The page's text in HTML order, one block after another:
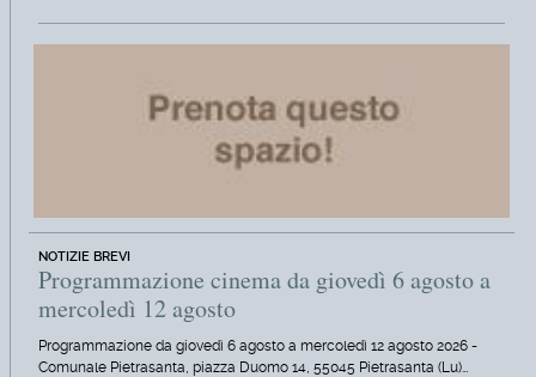
NOTIZIE BREVI
Programmazione cinema da giovedì 6 agosto a
mercoledì 12 agosto
Programmazione da giovedì 6 agosto a mercoledì 12 agosto 2026 -
Comunale Pietrasanta, piazza Duomo 14, 55045 Pietrasanta (Lu)…